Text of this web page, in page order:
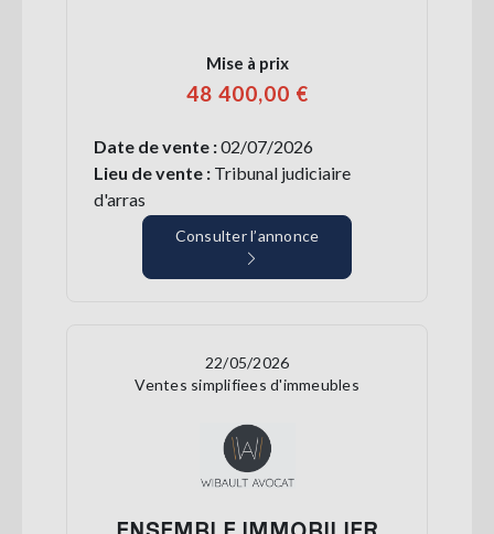
Mise à prix
48 400,00 €
Date de vente :02/07/2026
Lieu de vente : Tribunal judiciaire
d'arras
Consulter l’annonce
22/05/2026
Ventes simplifiees d'immeubles